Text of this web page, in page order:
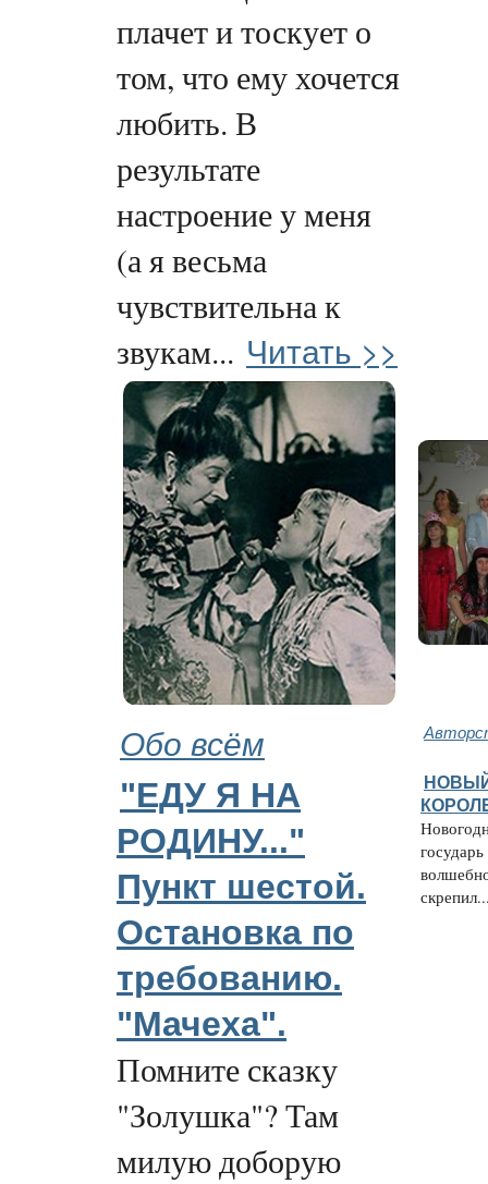
плачет и тоскует о
том, что ему хочется
любить. В
результате
настроение у меня
(а я весьма
чувствительна к
звукам... Читать >>
Обо всём
"ЕДУ Я НА
РОДИНУ..."
Пункт шестой.
Остановка по
требованию.
"Мачеха".
Помните сказку
"Золушка"? Там
милую доборую